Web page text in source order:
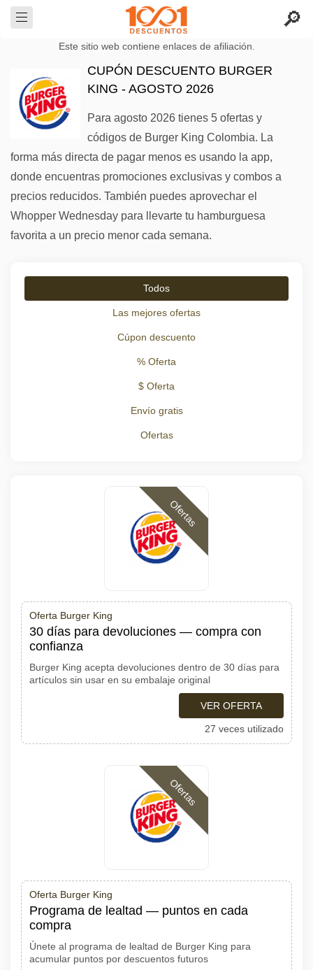
Este sitio web contiene enlaces de afiliación.
CUPÓN DESCUENTO BURGER
KING - AGOSTO 2026
Para agosto 2026 tienes 5 ofertas y
códigos de Burger King Colombia. La
forma más directa de pagar menos es usando la app,
donde encuentras promociones exclusivas y combos a
precios reducidos. También puedes aprovechar el
Whopper Wednesday para llevarte tu hamburguesa
favorita a un precio menor cada semana.
Todos
Las mejores ofertas
Cúpon descuento
% Oferta
$ Oferta
Envío gratis
Ofertas
Ofertas
Oferta Burger King
30 días para devoluciones — compra con
confianza
Burger King acepta devoluciones dentro de 30 días para
artículos sin usar en su embalaje original
VER OFERTA
27 veces utilizado
Ofertas
Oferta Burger King
Programa de lealtad — puntos en cada
compra
Únete al programa de lealtad de Burger King para
acumular puntos por descuentos futuros